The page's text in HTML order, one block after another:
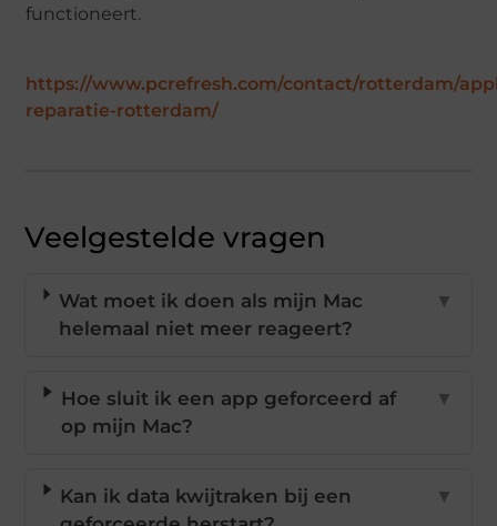
functioneert.
https://www.pcrefresh.com/contact/rotterdam/
reparatie-rotterdam/
Veelgestelde vragen
Wat moet ik doen als mijn Mac
helemaal niet meer reageert?
▼
Hoe sluit ik een app geforceerd af
op mijn Mac?
▼
Kan ik data kwijtraken bij een
▼